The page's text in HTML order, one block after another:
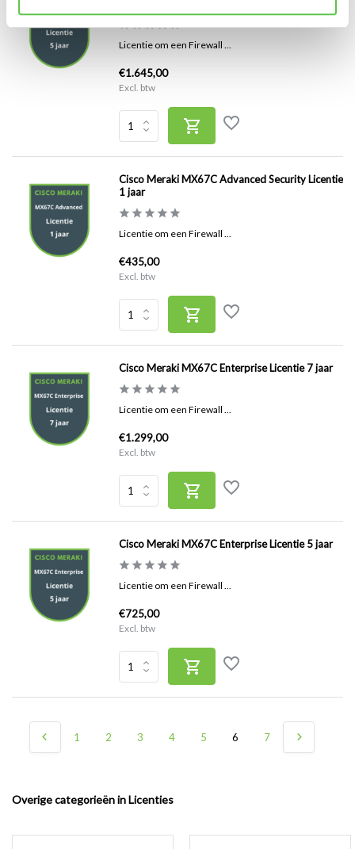
Licentie om een Firewall ...
€1.645,00
Excl. btw
Cisco Meraki MX67C Advanced Security Licentie
1 jaar
Licentie om een Firewall ...
€435,00
Excl. btw
Cisco Meraki MX67C Enterprise Licentie 7 jaar
Licentie om een Firewall ...
€1.299,00
Excl. btw
Cisco Meraki MX67C Enterprise Licentie 5 jaar
Licentie om een Firewall ...
€725,00
Excl. btw
1 2 3 4 5 6 7
Overige categorieën in Licenties